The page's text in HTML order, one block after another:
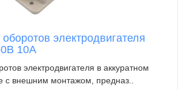
электродвигателя
10А
электродвигателя в аккуратном
с внешним монтажом, предназ..